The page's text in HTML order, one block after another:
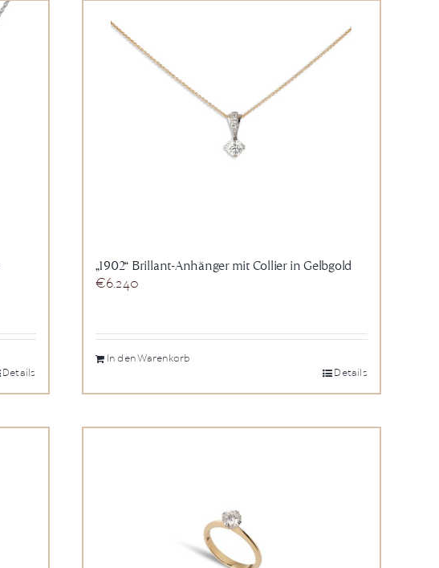
Details
„1902“ Brillant-Anhänger mit Collier in Gelbgold
€6.240
In den Warenkorb
Details